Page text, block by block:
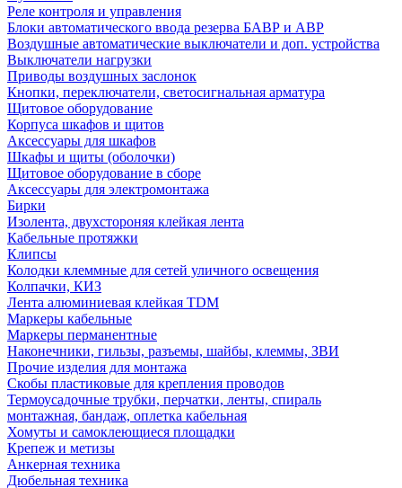
Реле контроля и управления
Блоки автоматического ввода резерва БАВР и АВР
Воздушные автоматические выключатели и доп. устройства
Выключатели нагрузки
Приводы воздушных заслонок
Кнопки, переключатели, светосигнальная арматура
Щитовое оборудование
Корпуса шкафов и щитов
Аксессуары для шкафов
Шкафы и щиты (оболочки)
Щитовое оборудование в сборе
Аксессуары для электромонтажа
Бирки
Изолента, двухстороняя клейкая лента
Кабельные протяжки
Клипсы
Колодки клеммные для сетей уличного освещения
Колпачки, КИЗ
Лента алюминиевая клейкая TDM
Маркеры кабельные
Маркеры перманентные
Наконечники, гильзы, разъемы, шайбы, клеммы, ЗВИ
Прочие изделия для монтажа
Скобы пластиковые для крепления проводов
Термоусадочные трубки, перчатки, ленты, спираль
монтажная, бандаж, оплетка кабельная
Хомуты и самоклеющиеся площадки
Крепеж и метизы
Анкерная техника
Дюбельная техника